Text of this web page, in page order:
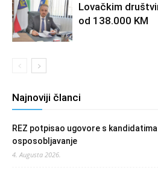
Lovačkim
od 138.000 KM
Najnoviji članci
REZ potpisao ugovore s
osposobljavanje
4. Augusta 2026.